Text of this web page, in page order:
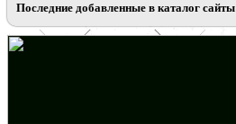
Последние добавленные в каталог сайты